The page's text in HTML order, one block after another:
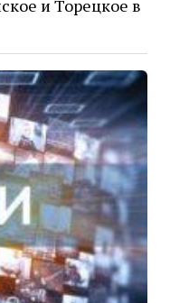
и Торецкое в